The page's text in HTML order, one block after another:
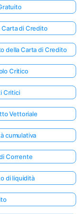
di Credito
della Carta di Credito
Critico
Critici
Vettoriale
cumulativa
Corrente
di liquidità